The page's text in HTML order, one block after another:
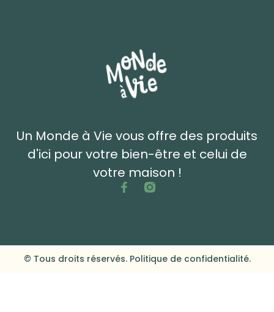
Un Monde à Vie vous offre des produits
d'ici pour votre bien-être et celui de
votre maison !
© Tous droits réservés. Politique de confidentialité.